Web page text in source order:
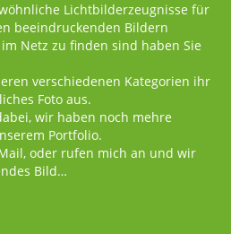
Lichtbilderzeugnisse für
beeindruckenden Bildern
Netz zu finden sind haben Sie
verschiedenen Kategorien ihr
Foto aus.
wir haben noch mehre
Portfolio.
oder rufen mich an und wir
Bild…